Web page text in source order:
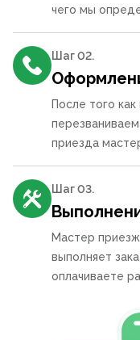
чего мы
Шаг 02.
После того
приезда
Шаг 03.
Мастер
выполняет
оплачиваете